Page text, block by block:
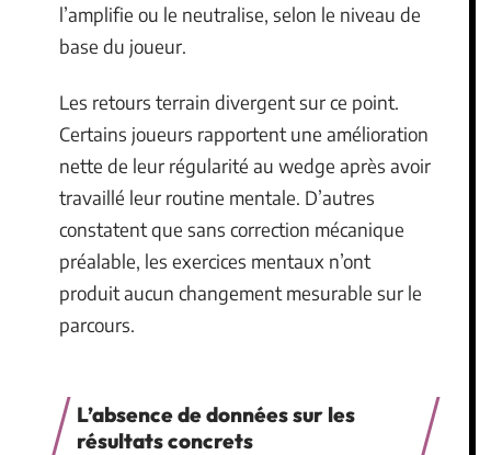
l’amplifie ou le neutralise, selon le niveau de
base du joueur.
Les retours terrain divergent sur ce point.
Certains joueurs rapportent une amélioration
nette de leur régularité au wedge après avoir
travaillé leur routine mentale. D’autres
constatent que sans correction mécanique
préalable, les exercices mentaux n’ont
produit aucun changement mesurable sur le
parcours.
L’absence de données sur les
résultats concrets